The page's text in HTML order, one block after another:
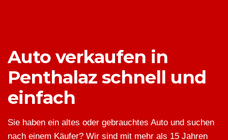
Auto verkaufen in
Penthalaz schnell und
einfach
Sie haben ein altes oder gebrauchtes Auto und suchen
nach einem Käufer? Wir sind mit mehr als 15 Jahren